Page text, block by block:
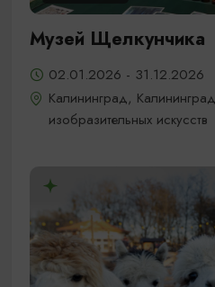
Музей Щелкунчика
02.01.2026 - 31.12.2026
Калининград,
изобразительных искусств